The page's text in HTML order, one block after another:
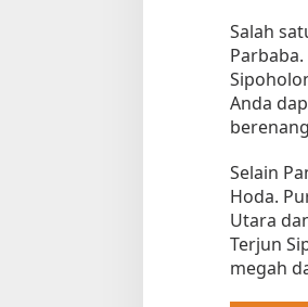
Salah
Anda
Selain
Hoda.
Utara
Terjun
megah